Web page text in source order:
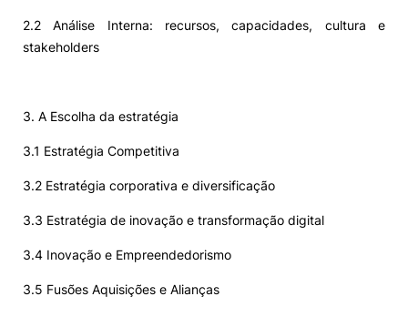
2.2 Análise Interna: recursos, capacidades, cultura e
stakeholders
3. A Escolha da estratégia
3.1 Estratégia Competitiva
3.2 Estratégia corporativa e diversificação
3.3 Estratégia de inovação e transformação digital
3.4 Inovação e Empreendedorismo
3.5 Fusões Aquisições e Alianças